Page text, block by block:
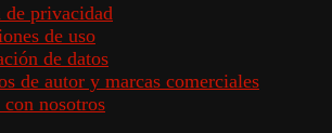
privacidad
de uso
de datos
de autor y marcas comerciales
con nosotros